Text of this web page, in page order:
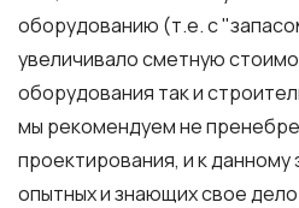
оборудованию (т.е. с
увеличивало сметную
оборудования так и
мы рекомендуем не
проектирования, и к данному
опытных и знающих свое